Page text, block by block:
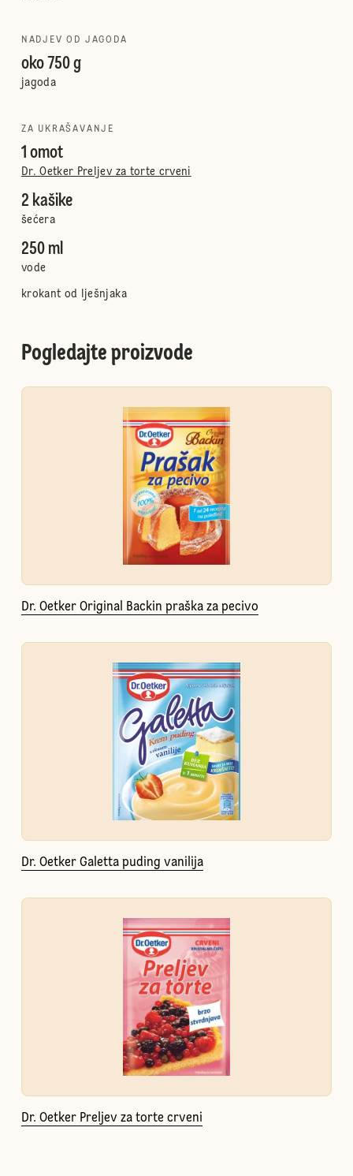
NADJEV OD JAGODA
oko 750 g
jagoda
ZA UKRAŠAVANJE
1 omot
Dr. Oetker Preljev za torte crveni
2 kašike
šećera
250 ml
vode
krokant od lješnjaka
Pogledajte proizvode
Dr. Oetker Original Backin praška za pecivo
Dr. Oetker Galetta puding vanilija
Dr. Oetker Preljev za torte crveni